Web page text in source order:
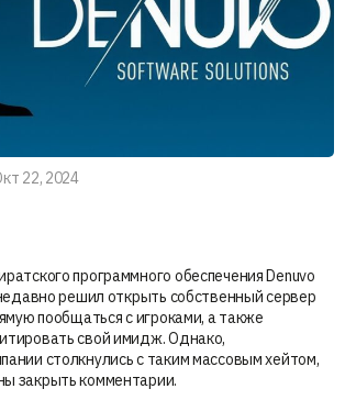
22, 2024
программного обеспечения Denuvo
решил открыть собственный сервер
пообщаться с игроками, а также
свой имидж. Однако,
столкнулись с таким массовым хейтом,
закрыть комментарии.